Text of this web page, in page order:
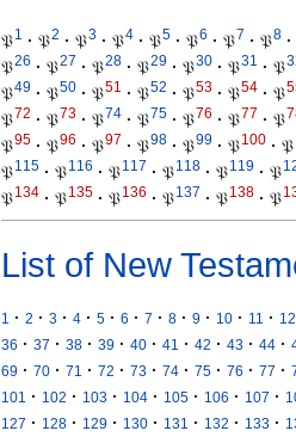
𝔓1 · 𝔓2 · 𝔓3 · 𝔓4 · 𝔓5 · 𝔓6 · 𝔓7 · 𝔓8 ·
𝔓26 · 𝔓27 · 𝔓28 · 𝔓29 · 𝔓30 · 𝔓31 · 𝔓
𝔓49 · 𝔓50 · 𝔓51 · 𝔓52 · 𝔓53 · 𝔓54 · 𝔓
𝔓72 · 𝔓73 · 𝔓74 · 𝔓75 · 𝔓76 · 𝔓77 · 𝔓
𝔓95 · 𝔓96 · 𝔓97 · 𝔓98 · 𝔓99 · 𝔓100 · 𝔓
𝔓115 · 𝔓116 · 𝔓117 · 𝔓118 · 𝔓119 · 𝔓
𝔓134 · 𝔓135 · 𝔓136 · 𝔓137 · 𝔓138 · 𝔓
List of New
1 · 2 · 3 · 4 · 5 · 6 · 7 · 8 · 9 · 10 · 11 · 12
36 · 37 · 38 · 39 · 40 · 41 · 42 · 43 · 44 ·
69 · 70 · 71 · 72 · 73 · 74 · 75 · 76 · 77 ·
101
· 102 · 103 · 104 · 105 · 106 · 107 ·
127 · 128 · 129 · 130 · 131 · 132 · 133 ·